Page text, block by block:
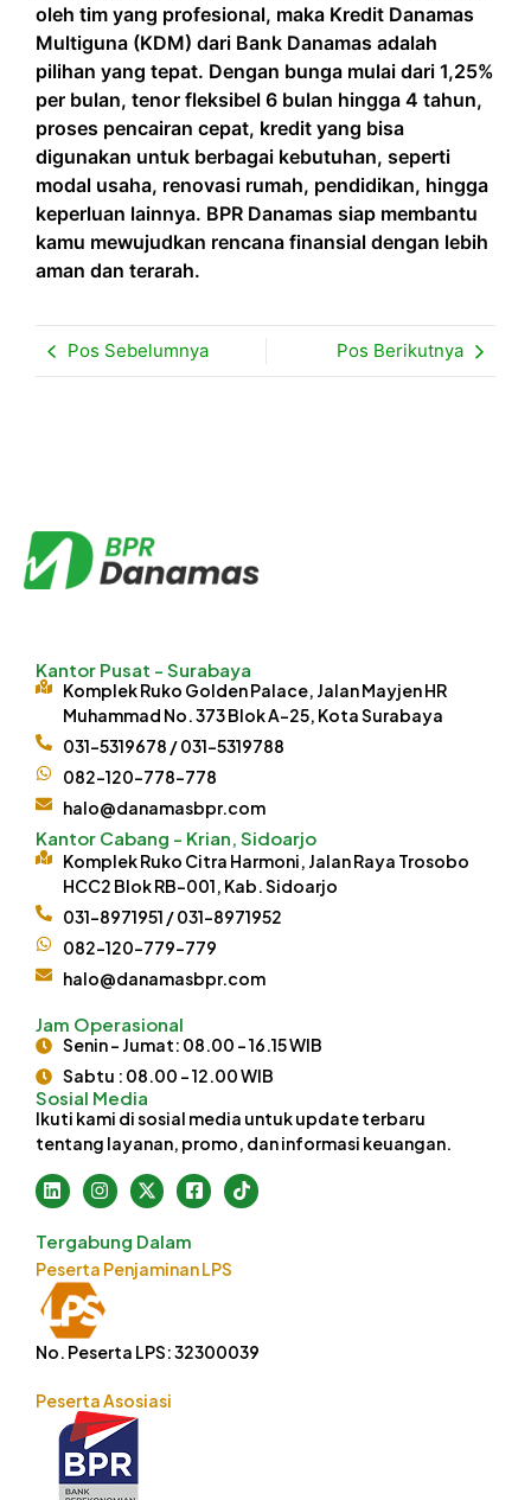
oleh tim yang profesional, maka Kredit Danamas
Multiguna (KDM) dari Bank Danamas adalah
pilihan yang tepat. Dengan bunga mulai dari 1,25%
per bulan, tenor fleksibel 6 bulan hingga 4 tahun,
proses pencairan cepat, kredit yang bisa
digunakan untuk berbagai kebutuhan, seperti
modal usaha, renovasi rumah, pendidikan, hingga
keperluan lainnya. BPR Danamas siap membantu
kamu mewujudkan rencana finansial dengan lebih
aman dan terarah.
Pos Sebelumnya Pos Berikutnya
Kantor Pusat - Surabaya
Komplek Ruko Golden Palace, Jalan Mayjen HR
Muhammad No. 373 Blok A-25, Kota Surabaya
031-5319678 / 031-5319788
082-120-778-778
halo@danamasbpr.com
Kantor Cabang - Krian, Sidoarjo
Komplek Ruko Citra Harmoni, Jalan Raya Trosobo
HCC2 Blok RB-001, Kab. Sidoarjo
031-8971951 / 031-8971952
082-120-779-779
halo@danamasbpr.com
Jam Operasional
Senin - Jumat: 08.00 - 16.15 WIB
Sabtu : 08.00 - 12.00 WIB
Sosial Media
Ikuti kami di sosial media untuk update terbaru
tentang layanan, promo, dan informasi keuangan.
Tergabung Dalam
Peserta Penjaminan LPS
No. Peserta LPS: 32300039
Peserta Asosiasi